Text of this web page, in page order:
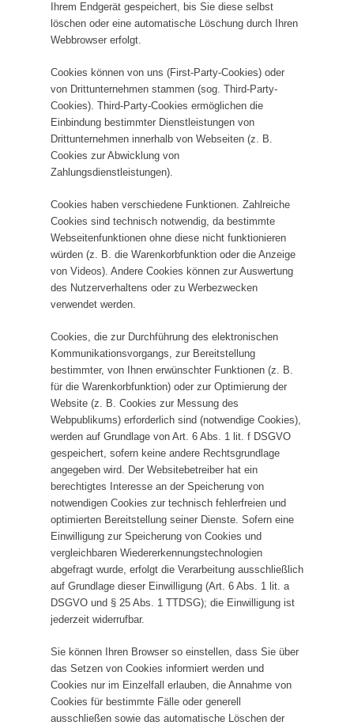
Ihrem Endgerät gespeichert, bis Sie diese selbst
löschen oder eine automatische Löschung durch Ihren
Webbrowser erfolgt.
Cookies können von uns (First-Party-Cookies) oder
von Drittunternehmen stammen (sog. Third-Party-
Cookies). Third-Party-Cookies ermöglichen die
Einbindung bestimmter Dienstleistungen von
Drittunternehmen innerhalb von Webseiten (z. B.
Cookies zur Abwicklung von
Zahlungsdienstleistungen).
Cookies haben verschiedene Funktionen. Zahlreiche
Cookies sind technisch notwendig, da bestimmte
Webseitenfunktionen ohne diese nicht funktionieren
würden (z. B. die Warenkorbfunktion oder die Anzeige
von Videos). Andere Cookies können zur Auswertung
des Nutzerverhaltens oder zu Werbezwecken
verwendet werden.
Cookies, die zur Durchführung des elektronischen
Kommunikationsvorgangs, zur Bereitstellung
bestimmter, von Ihnen erwünschter Funktionen (z. B.
für die Warenkorbfunktion) oder zur Optimierung der
Website (z. B. Cookies zur Messung des
Webpublikums) erforderlich sind (notwendige Cookies),
werden auf Grundlage von Art. 6 Abs. 1 lit. f DSGVO
gespeichert, sofern keine andere Rechtsgrundlage
angegeben wird. Der Websitebetreiber hat ein
berechtigtes Interesse an der Speicherung von
notwendigen Cookies zur technisch fehlerfreien und
optimierten Bereitstellung seiner Dienste. Sofern eine
Einwilligung zur Speicherung von Cookies und
vergleichbaren Wiedererkennungstechnologien
abgefragt wurde, erfolgt die Verarbeitung ausschließlich
auf Grundlage dieser Einwilligung (Art. 6 Abs. 1 lit. a
DSGVO und § 25 Abs. 1 TTDSG); die Einwilligung ist
jederzeit widerrufbar.
Sie können Ihren Browser so einstellen, dass Sie über
das Setzen von Cookies informiert werden und
Cookies nur im Einzelfall erlauben, die Annahme von
Cookies für bestimmte Fälle oder generell
ausschließen sowie das automatische Löschen der